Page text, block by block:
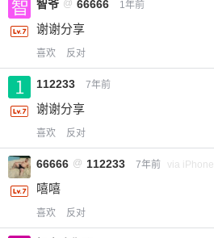
智爷 @ 66666 1年前
谢谢分享
喜欢 反对
112233 7年前
谢谢分享
喜欢 反对
66666 @ 112233 7年前 via iPhone
嘻嘻
喜欢 反对